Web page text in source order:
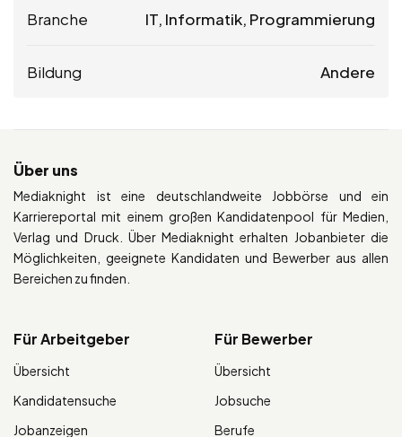
Branche IT, Informatik, Programmierung
Bildung Andere
Über uns
Mediaknight ist eine deutschlandweite Jobbörse und ein
Karriereportal mit einem großen Kandidatenpool für Medien,
Verlag und Druck. Über Mediaknight erhalten Jobanbieter die
Möglichkeiten, geeignete Kandidaten und Bewerber aus allen
Bereichen zu finden.
Für Arbeitgeber
Übersicht
Kandidatensuche
Jobanzeigen
Für Bewerber
Übersicht
Jobsuche
Berufe